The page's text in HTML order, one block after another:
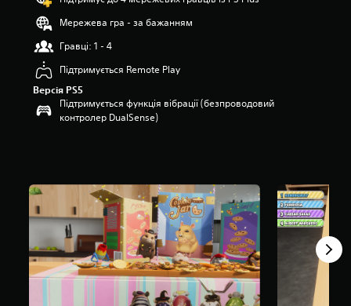
и
і
р
о
к
н
в
і
3
ц
і
н
Мережева гра - за бажанням
Гравці: 1 - 4
Підтримується Remote Play
Версія PS5
Підтримується функція вібрації (безпроводовий
контролер DualSense)